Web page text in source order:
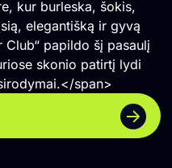
kur burleska, šokis,
elegantišką ir gyvą
Club“ papildo šį pasaulį
skonio patirtį lydi
span>